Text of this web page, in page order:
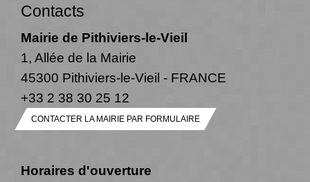
Contacts
Mairie de Pithiviers-le-Vieil
1, Allée de la Mairie
45300 Pithiviers-le-Vieil - FRANCE
+33 2 38 30 25 12
CONTACTER LA MAIRIE PAR FORMULAIRE
Horaires d'ouverture